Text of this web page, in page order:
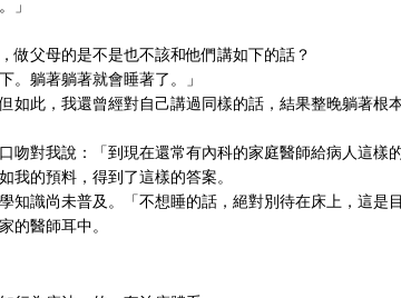
」
做父母的是不是也不該和他們講如下的話？
。躺著躺著就會睡著了。」
此，我還曾經對自己講過同樣的話，結果整晚躺著根本
吻對我說：「到現在還常有內科的家庭醫師給病人這樣
我的預料，得到了這樣的答案。
知識尚未普及。「不想睡的話，絕對別待在床上，這是
的醫師耳中。